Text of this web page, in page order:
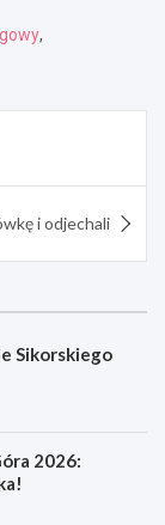
,
i odjechali
Sikorskiego
2026: